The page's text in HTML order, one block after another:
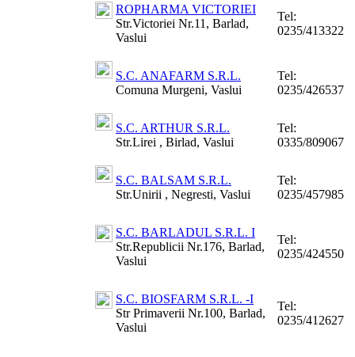
ROPHARMA VICTORIEI
Str.Victoriei Nr.11, Barlad,
Vaslui
Tel:
0235/413322
S.C. ANAFARM S.R.L.
Comuna Murgeni, Vaslui
Tel:
0235/426537
S.C. ARTHUR S.R.L.
Str.Lirei , Birlad, Vaslui
Tel:
0335/809067
S.C. BALSAM S.R.L.
Str.Unirii , Negresti, Vaslui
Tel:
0235/457985
S.C. BARLADUL S.R.L. I
Str.Republicii Nr.176, Barlad,
Vaslui
Tel:
0235/424550
S.C. BIOSFARM S.R.L. -I
Str Primaverii Nr.100, Barlad,
Vaslui
Tel:
0235/412627